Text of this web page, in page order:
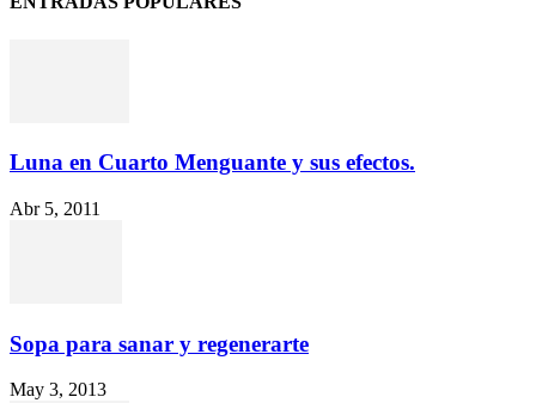
Luna en Cuarto Menguante y sus efectos.
Abr 5, 2011
Sopa para sanar y regenerarte
May 3, 2013